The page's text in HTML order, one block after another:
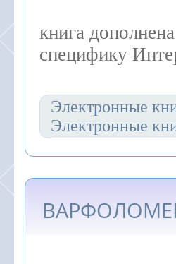
книга
специфику
Электронные
Электронные